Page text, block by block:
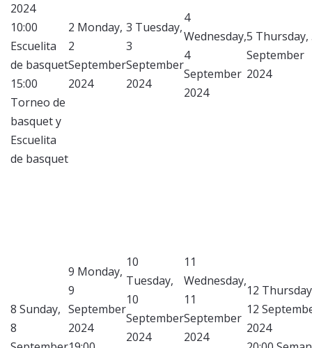
2024
10:00
Escuelita
de basquet
15:00
Torneo de
basquet y
Escuelita
de basquet
2 Monday,
2
September
2024
3 Tuesday,
3
September
2024
4
Wednesday,
4
September
2024
5 Thursday,
September
2024
8 Sunday,
8
9 Monday,
9
September
2024
10
Tuesday,
10
September
2024
11
Wednesday,
11
September
2024
12
12
2024